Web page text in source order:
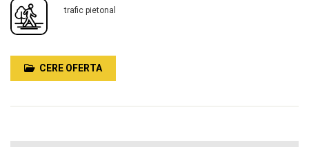
trafic pietonal
CERE OFERTA